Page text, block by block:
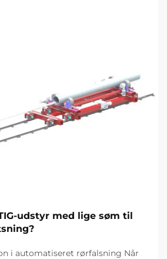
udstyr med lige søm til
i automatiseret rørfalsning Når